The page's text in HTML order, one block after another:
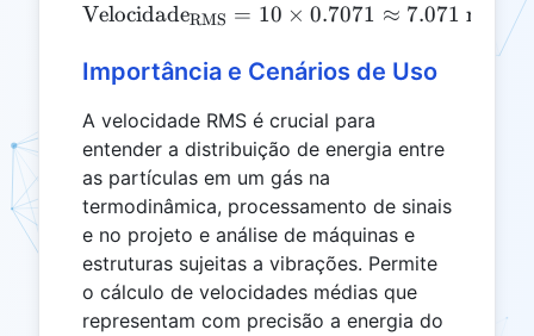
VelocidadeRMS = 10 × 0.7071 ≈ 7.071 m/s
Importância e Cenários de Uso
A velocidade RMS é crucial para
entender a distribuição de energia entre
as partículas em um gás na
termodinâmica, processamento de sinais
e no projeto e análise de máquinas e
estruturas sujeitas a vibrações. Permite
o cálculo de velocidades médias que
representam com precisão a energia do